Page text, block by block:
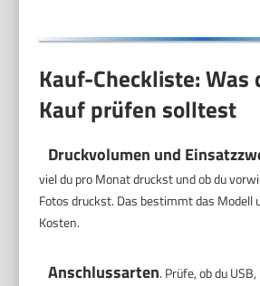
Kauf-Checkliste: Was
Kauf prüfen solltest
Druckvolumen und
viel du pro Monat druckst und ob du
Fotos druckst. Das bestimmt das Modell
Kosten.
Anschlussarten. Prüfe, ob du